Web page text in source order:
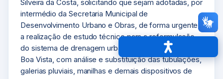
Silveira da Costa, solicitando que sejam adotadas, por
intermédio da Secretaria Municipal de
Desenvolvimento Urbano e Obras, de forma urgente,
a realização de estudo técnico para a reformulação
do sistema de drenagem urbana da comunidade da
Boa Vista, com análise e substituição das tubulações,
galerias pluviais, manilhas e demais dispositivos de
Acessibilidade